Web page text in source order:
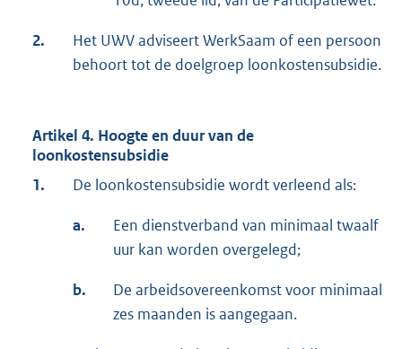
2.
Het UWV adviseert WerkSaam of een persoon
behoort tot de doelgroep loonkostensubsidie.
Artikel 4. Hoogte en duur van de
loonkostensubsidie
1.
De loonkostensubsidie wordt verleend als:
a.
Een dienstverband van minimaal twaalf
uur kan worden overgelegd;
b.
De arbeidsovereenkomst voor minimaal
zes maanden is aangegaan.